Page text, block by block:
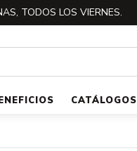
TODOS LOS VIERNES.
CATÁLOGOS